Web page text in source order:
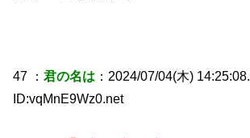
47 ：君の名は ：2024/07/04(木)
ID:vqMnE9Wz0.net